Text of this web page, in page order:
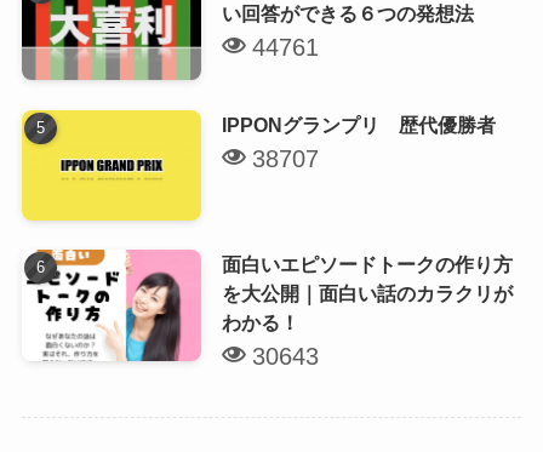
い回答ができる６つの発想法
44761
IPPONグランプリ 歴代優勝者
38707
面白いエピソードトークの作り方
を大公開｜面白い話のカラクリが
わかる！
30643